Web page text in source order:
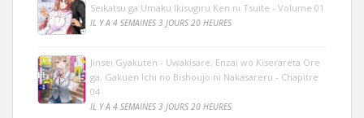
Seikatsu ga Umaku Ikisugiru Ken ni Tsuite - Volume 01
IL Y A 4 SEMAINES 3 JOURS 20 HEURES
Jinsei Gyakuten - Uwakisare, Enzai wo Kiserareta Ore
ga, Gakuen Ichi no Bishoujo ni Nakasareru - Chapitre
04
IL Y A 4 SEMAINES 3 JOURS 20 HEURES